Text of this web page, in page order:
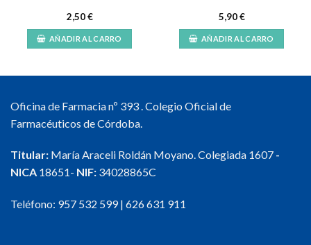
2,50€
AÑADIR AL CARRO
5,90€
AÑADIR AL CARRO
Oficina de Farmacia nº 393 . Colegio Oficial de
Farmacéuticos de Córdoba.
Titular: María Araceli Roldán Moyano. Colegiada 1607 -
NICA 18651- NIF: 34028865C
Teléfono: 957 532 599| 626 631 911